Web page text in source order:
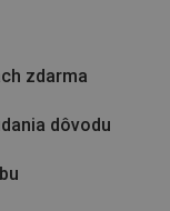
zdarma
dôvodu